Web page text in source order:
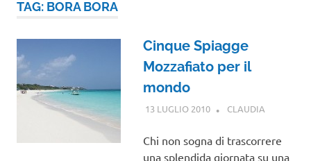
TAG: BORA BORA
Cinque Spiagge
Mozzafiato per il
mondo
13 LUGLIO 2010 CLAUDIA
Chi non sogna di trascorrere
una splendida giornata su una